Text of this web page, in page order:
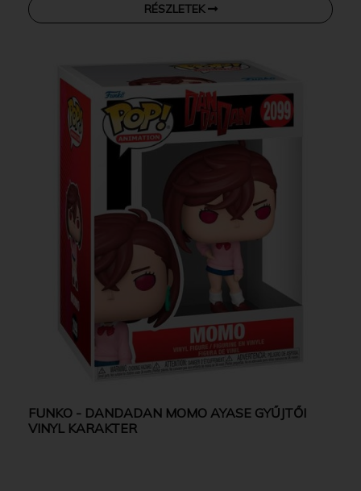
RÉSZLETEK
FUNKO - DANDADAN MOMO AYASE GYŰJTŐI
VINYL KARAKTER